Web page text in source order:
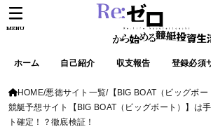
ホーム 自己紹介 収支報告 登録必須
MENU
HOME 悪徳サイト一覧 【BIG BOAT（ビッグボー
競艇予想サイト【BIG BOAT（ビッグボート）】は
ト確定！？徹底検証！